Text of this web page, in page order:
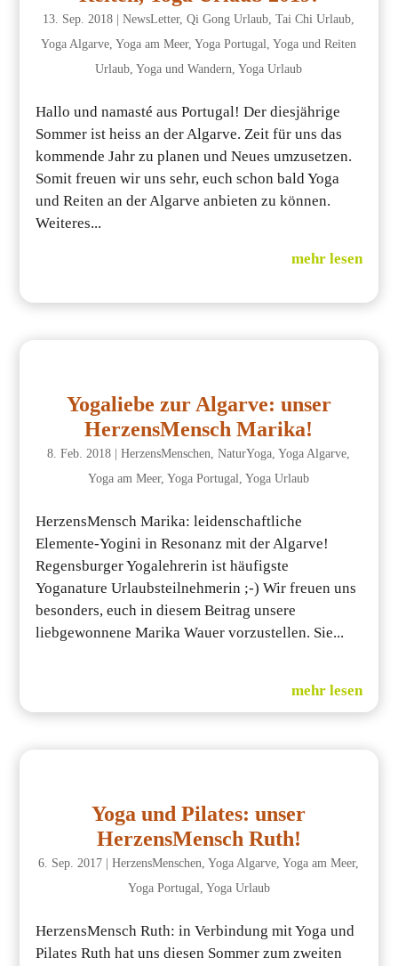
13. Sep. 2018 |NewsLetter,Qi Gong Urlaub,Tai Chi Urlaub,
Yoga Algarve,Yoga am Meer,Yoga Portugal,Yoga und Reiten
Urlaub,Yoga und Wandern,Yoga Urlaub
Hallo und namasté aus Portugal! Der diesjährige
Sommer ist heiss an der Algarve. Zeit für uns das
kommende Jahr zu planen und Neues umzusetzen.
Somit freuen wir uns sehr, euch schon bald Yoga
und Reiten an der Algarve anbieten zu können.
Weiteres...
mehr lesen
Yogaliebe zur Algarve: unser
HerzensMensch Marika!
8. Feb. 2018 |HerzensMenschen,NaturYoga,Yoga Algarve,
Yoga am Meer,Yoga Portugal,Yoga Urlaub
HerzensMensch Marika: leidenschaftliche
Elemente-Yogini in Resonanz mit der Algarve!
Regensburger Yogalehrerin ist häufigste
Yoganature Urlaubsteilnehmerin ;-) Wir freuen uns
besonders, euch in diesem Beitrag unsere
liebgewonnene Marika Wauer vorzustellen. Sie...
mehr lesen
Yoga und Pilates: unser
HerzensMensch Ruth!
6. Sep. 2017 |HerzensMenschen,Yoga Algarve,Yoga am Meer,
Yoga Portugal, Yoga Urlaub
HerzensMensch Ruth: in Verbindung mit Yoga und
Pilates Ruth hat uns diesen Sommer zum zweiten